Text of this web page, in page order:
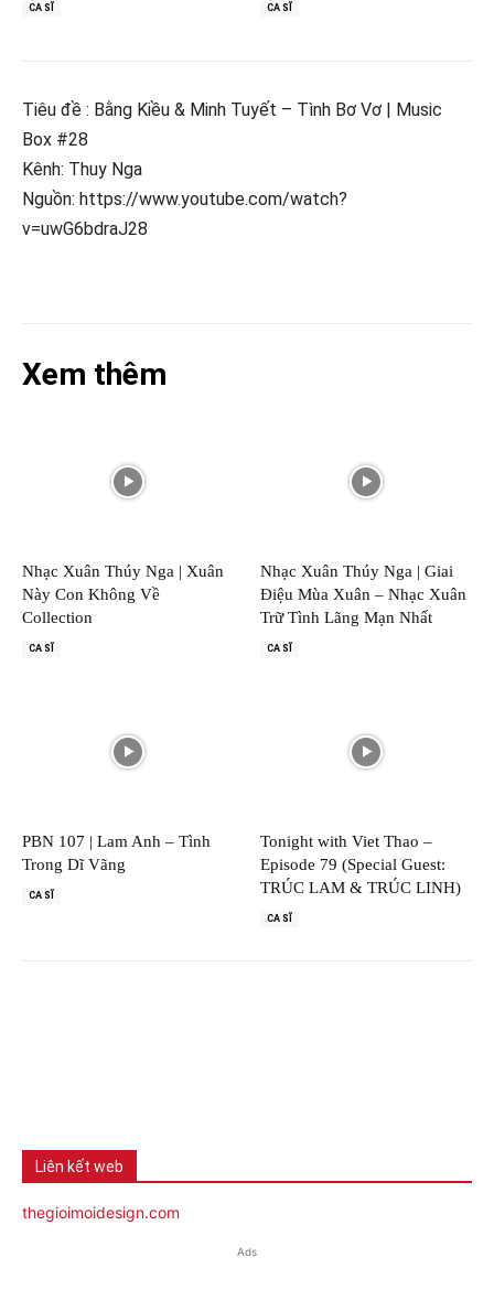
CA SĨ CA SĨ
Tiêu đề : Bằng Kiều & Minh Tuyết – Tình Bơ Vơ | Music
Box #28
Kênh: Thuy Nga
Nguồn: https://www.youtube.com/watch?
v=uwG6bdraJ28
Xem thêm
Nhạc Xuân Thúy Nga | Xuân
Này Con Không Về
Collection
CA SĨ
Nhạc Xuân Thúy Nga | Giai
Điệu Mùa Xuân – Nhạc Xuân
Trữ Tình Lãng Mạn Nhất
CA SĨ
PBN 107 | Lam Anh – Tình
Trong Dĩ Vãng
CA SĨ
Tonight with Viet Thao –
Episode 79 (Special Guest:
TRÚC LAM & TRÚC LINH)
CA SĨ
Liên kết web
thegioimoidesign.com
Ads